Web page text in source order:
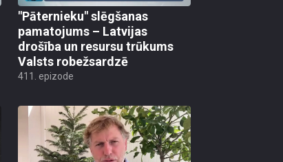
"Pāternieku" slēgšanas
pamatojums – Latvijas
drošība un resursu trūkums
Valsts robežsardzē
411. epizode